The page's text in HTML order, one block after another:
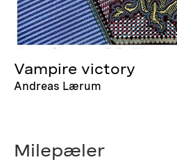
Vampire victory
Andreas Lærum
Milepæler